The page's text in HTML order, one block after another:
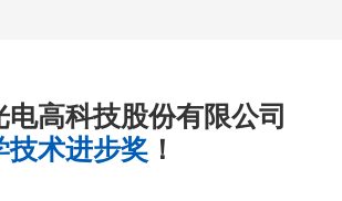
高科技股份有限公司
技术进步奖 ！